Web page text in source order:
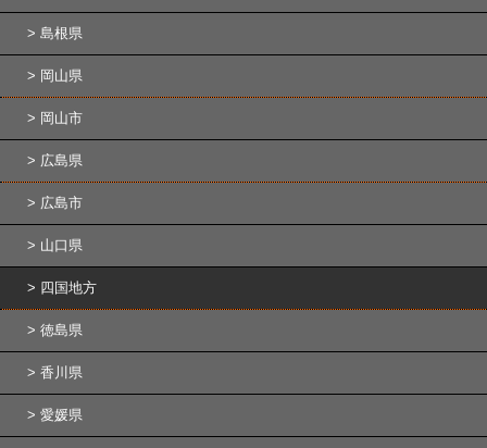
島根県
岡山県
岡山市
広島県
広島市
山口県
四国地方
徳島県
香川県
愛媛県